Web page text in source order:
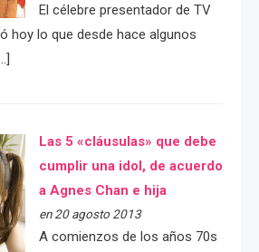
El célebre presentador de TV
hoy lo que desde hace algunos
Las 5 «cláusulas» que debe
cumplir una idol, de acuerdo
a Agnes Chan e hija
en 20 agosto 2013
A comienzos de los años 70s